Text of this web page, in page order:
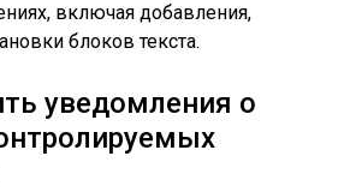
включая добавления,
блоков текста.
уведомления о